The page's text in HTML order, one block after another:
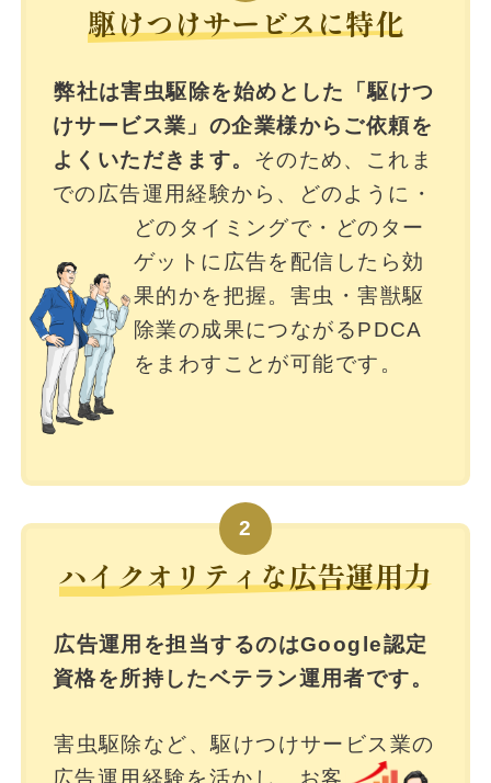
駆けつけサービスに特化
弊社は害虫駆除を始めとした「駆けつ
けサービス業」の企業様からご依頼を
よくいただきます。 そのため、これま
での広告運用経験から、どのように・
どのタイミングで・どのター
ゲットに広告を配信したら効
果的かを把握。害虫・害獣駆
除業の成果につながるPDCA
をまわすことが可能です。
2
ハイクオリティな広告運用力
広告運用を担当するのはGoogle認定
資格を所持したベテラン運用者です。
害虫駆除など、駆けつけサービス業の
広告運用経験を活かし、お客